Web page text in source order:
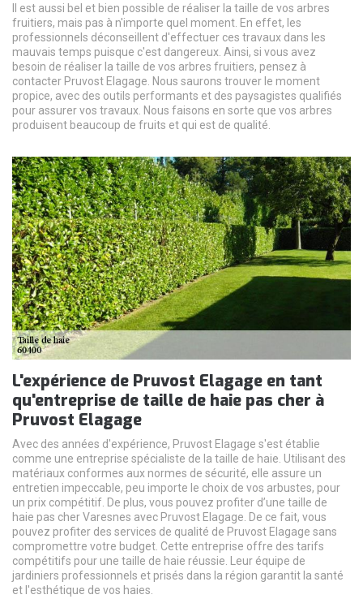
Il est aussi bel et bien possible de réaliser la taille de vos arbres
fruitiers, mais pas à n'importe quel moment. En effet, les
professionnels déconseillent d'effectuer ces travaux dans les
mauvais temps puisque c'est dangereux. Ainsi, si vous avez
besoin de réaliser la taille de vos arbres fruitiers, pensez à
contacter Pruvost Elagage. Nous saurons trouver le moment
propice, avec des outils performants et des paysagistes qualifiés
pour assurer vos travaux. Nous faisons en sorte que vos arbres
produisent beaucoup de fruits et qui est de qualité.
L'expérience de Pruvost Elagage en tant
qu'entreprise de taille de haie pas cher à
Pruvost Elagage
Avec des années d'expérience, Pruvost Elagage s'est établie
comme une entreprise spécialiste de la taille de haie. Utilisant des
matériaux conformes aux normes de sécurité, elle assure un
entretien impeccable, peu importe le choix de vos arbustes, pour
un prix compétitif. De plus, vous pouvez profiter d’une taille de
haie pas cher Varesnes avec Pruvost Elagage. De ce fait, vous
pouvez profiter des services de qualité de Pruvost Elagage sans
compromettre votre budget. Cette entreprise offre des tarifs
compétitifs pour une taille de haie réussie. Leur équipe de
jardiniers professionnels et prisés dans la région garantit la santé
et l'esthétique de vos haies.